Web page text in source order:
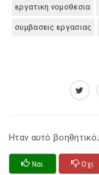
εργατικη νομοθεσια
συμβασεις εργασιας
Ηταν αυτό βοηθητικό;
Ναι Οχι